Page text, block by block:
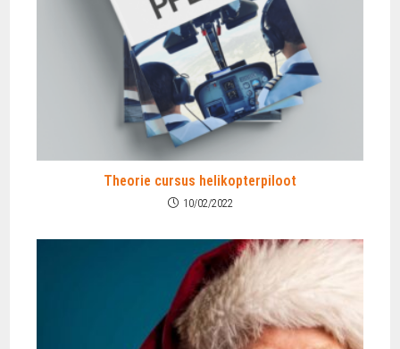
Theorie cursus helikopterpiloot
10/02/2022